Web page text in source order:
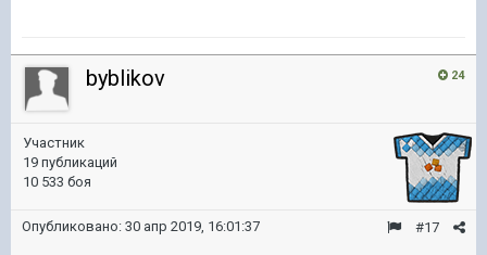
24
byblikov
Участник
19 публикаций
10 533 боя
#17
Опубликовано: 30 апр 2019, 16:01:37